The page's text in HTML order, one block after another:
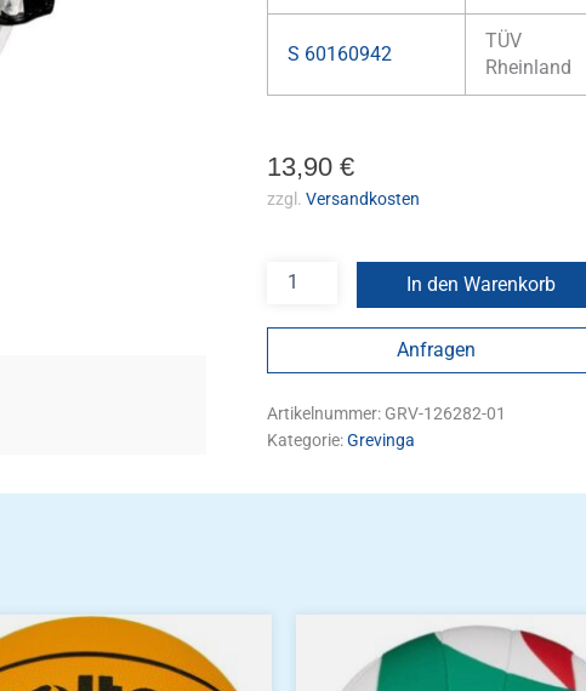
S 60160942
TÜV
Rheinland
13,90 €
zzgl. Versandkosten
In den Warenkorb
Anfragen
Artikelnummer: GRV-126282-01
Kategorie:Grevinga